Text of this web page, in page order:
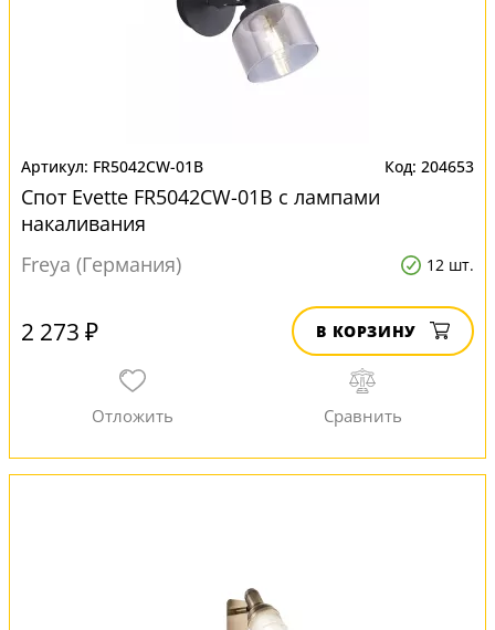
FR5042CW-01B 204653
Спот Evette FR5042CW-01B с лампами
накаливания
Freya (Германия)
12 шт.
2 273 ₽ В КОРЗИНУ